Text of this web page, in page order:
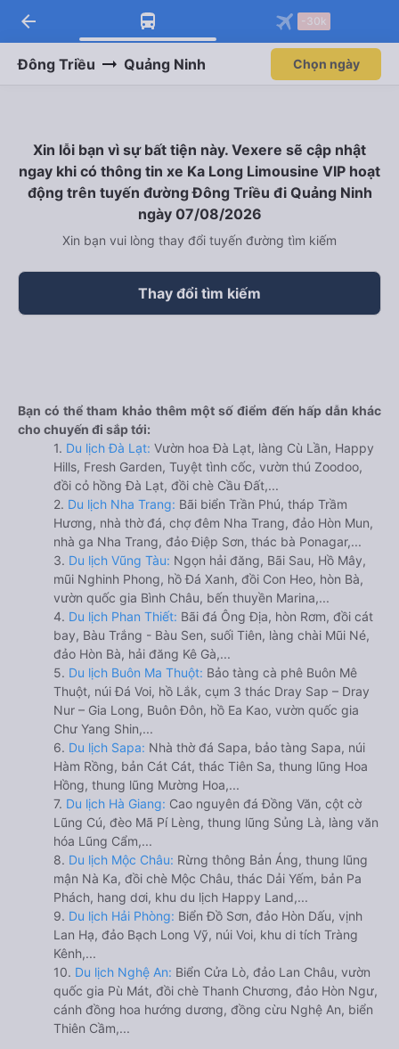
Tải app Vexere ngay!
Nhận ưu đãi thành viên độc
Mở app
Tải app Vexere
-30k/ghế khi đặt vé máy bay qua
Mở app
arrow_back -30k
Đông Triều Quảng Ninh Chọn ngày
Xin lỗi bạn vì sự bất tiện này. Vexere sẽ cập nhật
ngay khi có thông tin xe Ka Long Limousine VIP hoạt
động trên tuyến đường Đông Triều đi Quảng Ninh
ngày 07/08/2026
Xin bạn vui lòng thay đổi tuyến đường tìm kiếm
Thay đổi tìm kiếm
Bạn có thể tham khảo thêm một số điểm đến hấp dẫn khác
cho chuyến đi sắp tới:
1. Du lịch Đà Lạt: Vườn hoa Đà Lạt, làng Cù Lần, Happy
Hills, Fresh Garden, Tuyệt tình cốc, vườn thú Zoodoo,
đồi cỏ hồng Đà Lạt, đồi chè Cầu Đất,...
2. Du lịch Nha Trang: Bãi biển Trần Phú, tháp Trầm
Hương, nhà thờ đá, chợ đêm Nha Trang, đảo Hòn Mun,
nhà ga Nha Trang, đảo Điệp Sơn, thác bà Ponagar,...
3. Du lịch Vũng Tàu: Ngọn hải đăng, Bãi Sau, Hồ Mây,
mũi Nghinh Phong, hồ Đá Xanh, đồi Con Heo, hòn Bà,
vườn quốc gia Bình Châu, bến thuyền Marina,...
4. Du lịch Phan Thiết: Bãi đá Ông Địa, hòn Rơm, đồi cát
bay, Bàu Trắng - Bàu Sen, suối Tiên, làng chài Mũi Né,
đảo Hòn Bà, hải đăng Kê Gà,...
5. Du lịch Buôn Ma Thuột: Bảo tàng cà phê Buôn Mê
Thuột, núi Đá Voi, hồ Lắk, cụm 3 thác Dray Sap – Dray
Nur – Gia Long, Buôn Đôn, hồ Ea Kao, vườn quốc gia
Chư Yang Shin,...
6. Du lịch Sapa: Nhà thờ đá Sapa, bảo tàng Sapa, núi
Hàm Rồng, bản Cát Cát, thác Tiên Sa, thung lũng Hoa
Hồng, thung lũng Mường Hoa,...
7. Du lịch Hà Giang: Cao nguyên đá Đồng Văn, cột cờ
Lũng Cú, đèo Mã Pí Lèng, thung lũng Sủng Là, làng văn
hóa Lũng Cẩm,...
8. Du lịch Mộc Châu: Rừng thông Bản Áng, thung lũng
mận Nà Ka, đồi chè Mộc Châu, thác Dải Yếm, bản Pa
Phách, hang dơi, khu du lịch Happy Land,...
9. Du lịch Hải Phòng: Biển Đồ Sơn, đảo Hòn Dấu, vịnh
Lan Hạ, đảo Bạch Long Vỹ, núi Voi, khu di tích Tràng
Kênh,...
10. Du lịch Nghệ An: Biển Cửa Lò, đảo Lan Châu, vườn
quốc gia Pù Mát, đồi chè Thanh Chương, đảo Hòn Ngư,
cánh đồng hoa hướng dương, đồng cừu Nghệ An, biển
Thiên Cầm,...